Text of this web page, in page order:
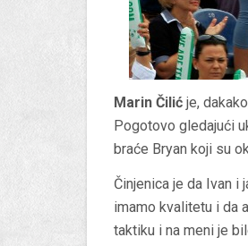
Marin Čilić je,
Pogotovo gledajući
braće Bryan koji su
Činjenica je da Ivan
imamo kvalitetu i da
taktiku i na meni je